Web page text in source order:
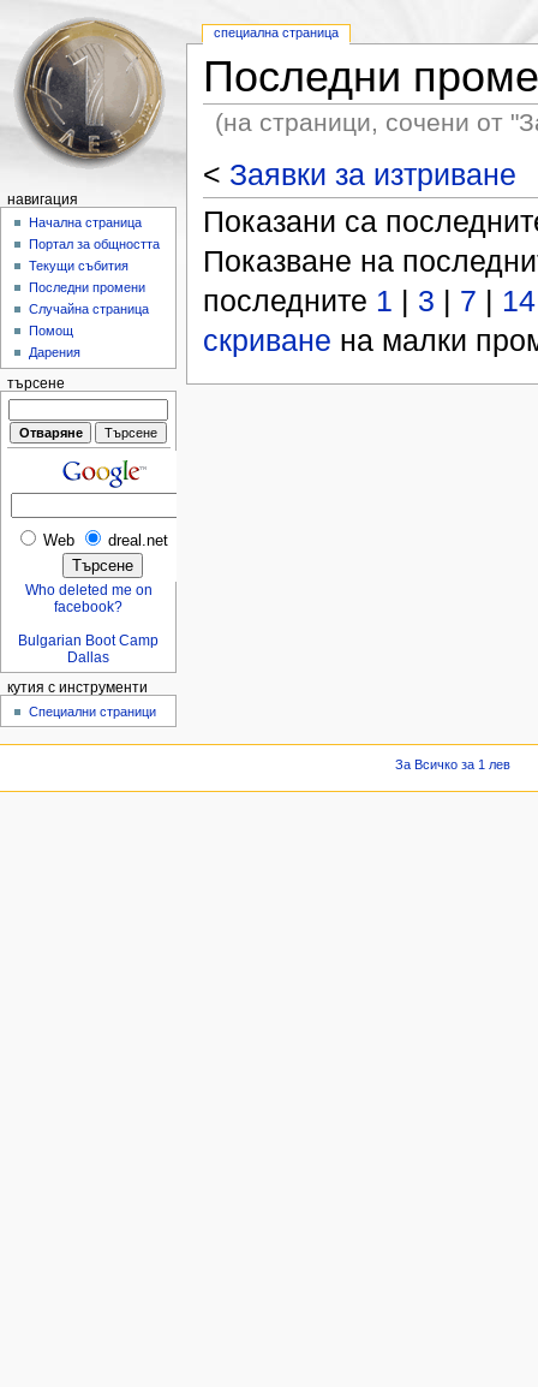
Последни
(на страници, сочени от
< Заявки за изтриване
Показани са
Показване на
последните 1 | 3 | 7 | 14
скриване на малки
специална страница
навигация
Начална страница
Портал за общността
Текущи събития
Последни промени
Случайна страница
Помощ
Дарения
търсене
Web dreal.net
Who deleted me on
facebook?
Bulgarian Boot Camp
Dallas
кутия с инструменти
Специални страници
За Всичко за 1 лев